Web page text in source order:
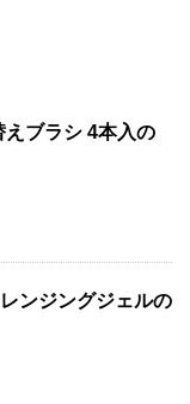
ブラシ 4本入の
ンジングジェルの